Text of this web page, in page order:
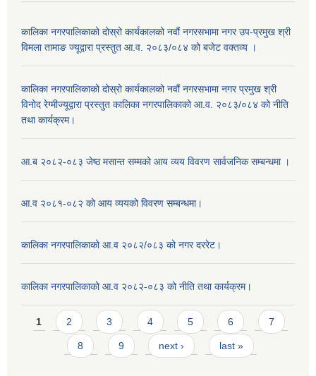
कालिका नगरपालिकाको दोस्रो कार्यकालको नवौं नगरसभामा नगर उप-प्रमुख श्री
विमला तामाङ ज्यूद्वारा प्रस्तुत आ.व. २०८३/०८४ को बजेट वक्तव्य ।
कालिका नगरपालिकाको दोस्रो कार्यकालको नवौं नगरसभामा नगर प्रमुख श्री
विनोद रेग्मीज्यूद्वारा प्रस्तुत कालिका नगरपालिकाको आ.व. २०८३/०८४ को नीति
तथा कार्यक्रम।
आ.ब २०८२-०८३ जेष्ठ मसान्त सम्मको आय व्यय विवरण सार्वजनिक सम्बन्धमा ।
आ.व २०८१-०८२ को आय व्ययको विवरण सम्बन्धमा।
कालिका नगरपालिकाको आ.व २०८२/०८३ को नगर दररेट।
कालिका नगरपालिकाको आ.व २०८२-०८३ को नीति तथा कार्यक्रम।
Pages
1 2 3 4 5 6 7
8 9 next › last »